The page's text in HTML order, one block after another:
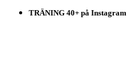
TRÄNING 40+ på Instagram